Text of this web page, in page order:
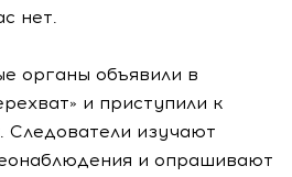
нет.
органы объявили в
и приступили к
Следователи изучают
и опрашивают